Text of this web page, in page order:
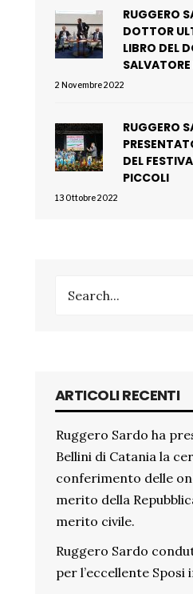
RUGGERO
DOTTOR
LIBRO DEL
2 Novembre 2022
RUGGERO
DEL
PICCOLI
13 Ottobre 2022
ARTICOLI RECENTI
Ruggero Sardo ha
Bellini di Catania la
conferimento delle
merito della
merito civile.
Ruggero Sardo
per l’eccellente Sposi